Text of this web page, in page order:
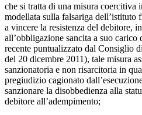
che si tratta di una misura coercitiva
modellata sulla falsariga dell’istituto
a vincere la resistenza del debitore,
all’obbligazione sancita a suo
recente puntualizzato dal Consiglio
del 20 dicembre 2011), tale misura
sanzionatoria e non risarcitoria in
pregiudizio cagionato
sanzionare la disobbedienza alla
debitore all’adempimento;